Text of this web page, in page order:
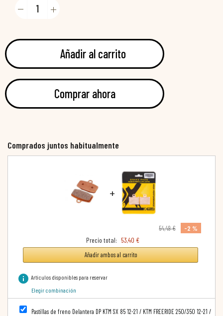
Añadir al carrito
Comprar ahora
Comprados juntos habitualmente
+
54,49 €
-2 %
Precio total: 53,40 €
Añadir ambos al carrito
info Artículos disponibles para reservar
Elegir combinación
Pastillas de freno Delantera DP KTM SX 85 12-21 / KTM FREERIDE 250/350 12-21 /